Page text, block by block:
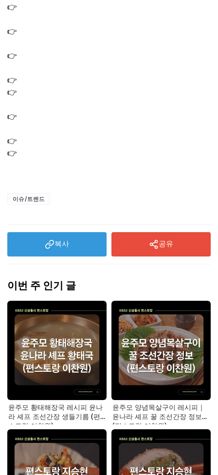
👉
👉
👉
👉
👉
👉
👉
👉
이슈/트렌드
복사 공유
이번 주 인기 글
윤주모 황태해장국 레시피 윤나
라 셰프 조선간장 생들기름 (편
스토랑 이찬원)
윤주모 양념목살구이 레시피｜
윤나라 셰프 꿀 조선간장 정보
(편스토랑 이찬원)